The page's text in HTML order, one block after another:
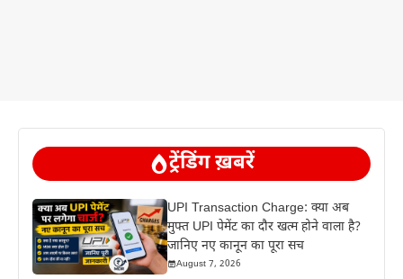
ट्रेंडिंग ख़बरें
UPI Transaction Charge: क्या अब
मुफ्त UPI पेमेंट का दौर खत्म होने वाला है?
जानिए नए कानून का पूरा सच
August 7, 2026